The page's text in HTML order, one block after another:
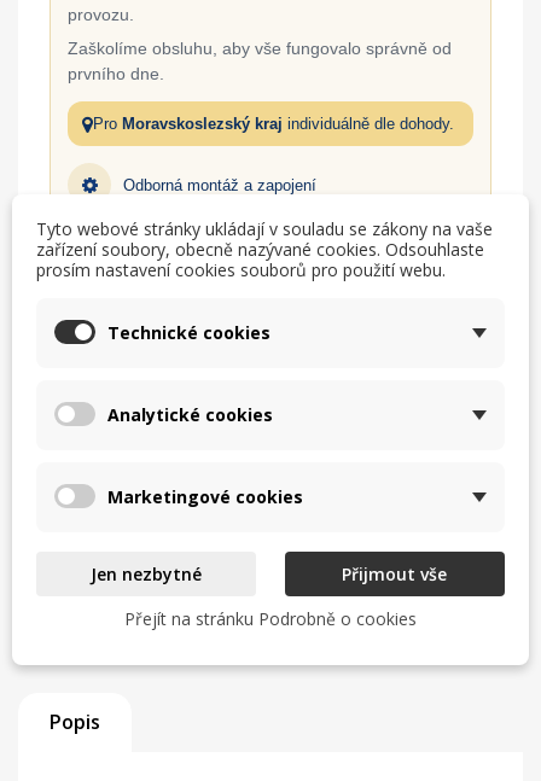
provozu.
Zaškolíme obsluhu, aby vše fungovalo správně od
prvního dne.
Pro Moravskoslezský kraj individuálně dle dohody.
Odborná montáž a zapojení
Uvedení do provozu a odzkoušení
Zjistit více
MÁM DOTAZ
Popis
Tyto webové stránky ukládají v souladu se zákony na vaše
zařízení soubory, obecně nazývané cookies. Odsouhlaste
prosím nastavení cookies souborů pro použití webu.
Technické cookies
Analytické cookies
Marketingové cookies
Jen nezbytné
Přijmout vše
Přejít na stránku Podrobně o cookies